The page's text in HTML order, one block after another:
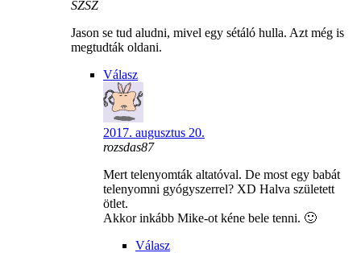
SZSZ
Jason se tud aludni, mivel egy sétáló hulla. Azt még is
megtudták oldani.
Válasz
2017. augusztus 20.
rozsdas87
Mert telenyomták altatóval. De most egy babát
telenyomni gyógyszerrel? XD Halva született
ötlet.
Akkor inkább Mike-ot kéne bele tenni. 🙂
Válasz